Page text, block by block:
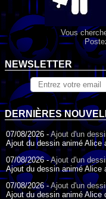
Vous
NEWSLETTER
DERNIÈRES
07/08/2026 -Ajout d'un
Ajout du dessin animé Alice
07/08/2026 -Ajout d'un
Ajout du dessin animé Alice
07/08/2026 -Ajout d'un
Ajout du dessin animé Alice